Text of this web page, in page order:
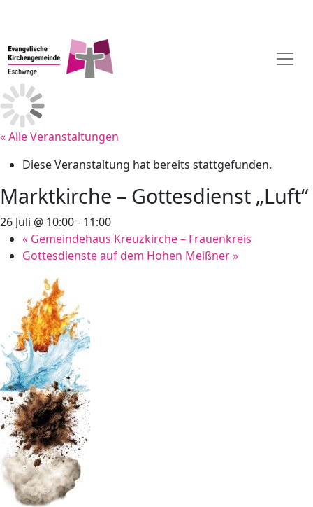
« Alle Veranstaltungen
Diese Veranstaltung hat bereits stattgefunden.
Marktkirche – Gottesdienst „Luft“
26 Juli @ 10:00- 11:00
« Gemeindehaus Kreuzkirche – Frauenkreis
Gottesdienste auf dem Hohen Meißner»